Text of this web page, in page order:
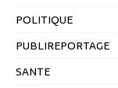
POLITIQUE
PUBLIREPORTAGE
SANTE